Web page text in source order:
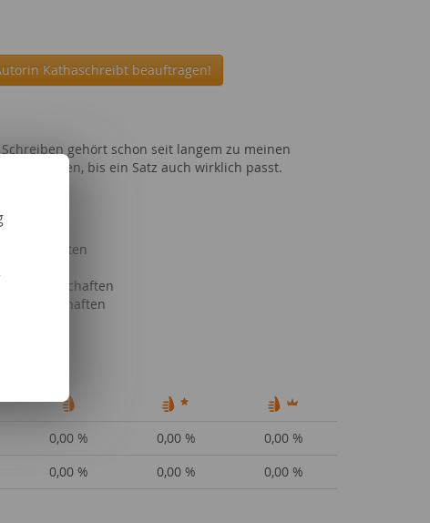
Kathaschreibt beauftragen!
gehört schon seit langem zu meinen
probieren, bis ein Satz auch wirklich passt.
Sportarten
Serien
& Partnerschaften
0,00 % 0,00 %
0,00 %
0,00 % 0,00 % 0,00 %